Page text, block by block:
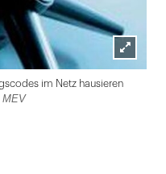
Lightbox
öffnen
im Netz hausieren